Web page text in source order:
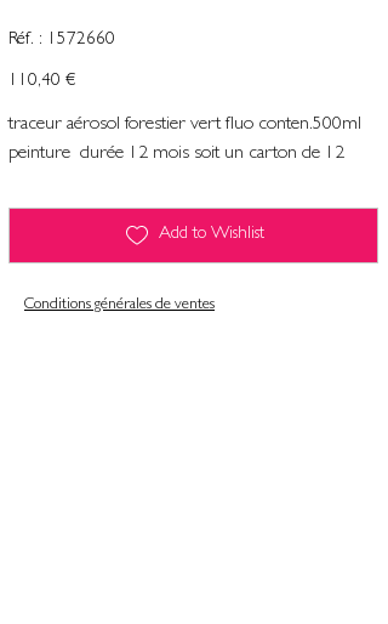
Réf. :
SKU
1572660
1572660
Prix
110,40 €
traceur aérosol forestier vert fluo conten.500ml
peinture durée 12 mois soit un carton de 12
Add to Wishlist
Conditions générales de ventes